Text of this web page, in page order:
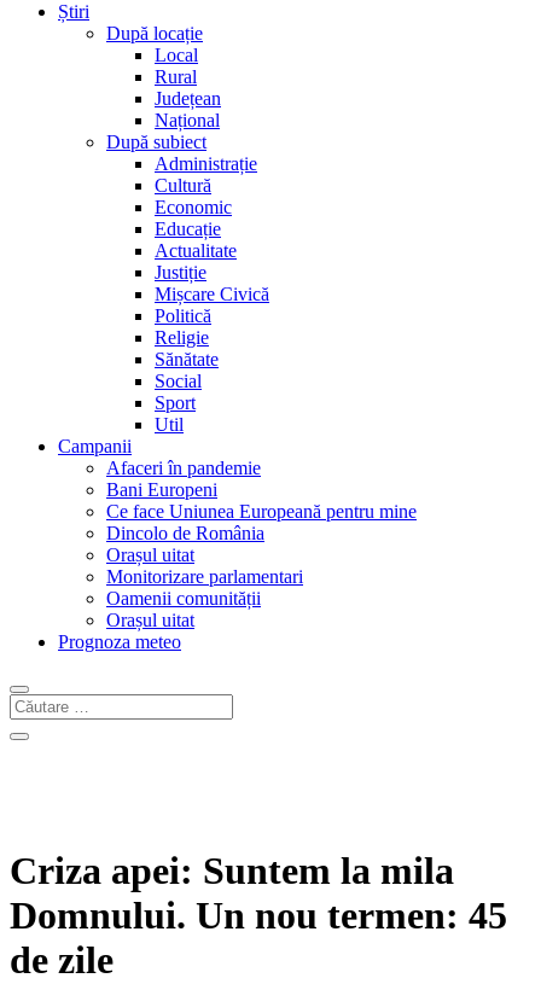
Știri
După locație
Local
Rural
Județean
Național
După subiect
Administrație
Cultură
Economic
Educație
Actualitate
Justiție
Mișcare Civică
Politică
Religie
Sănătate
Social
Sport
Util
Campanii
Afaceri în pandemie
Bani Europeni
Ce face Uniunea Europeană pentru mine
Dincolo de România
Orașul uitat
Monitorizare parlamentari
Oamenii comunității
Orașul uitat
Prognoza meteo
Criza apei: Suntem la mila
Domnului. Un nou termen: 45
de zile